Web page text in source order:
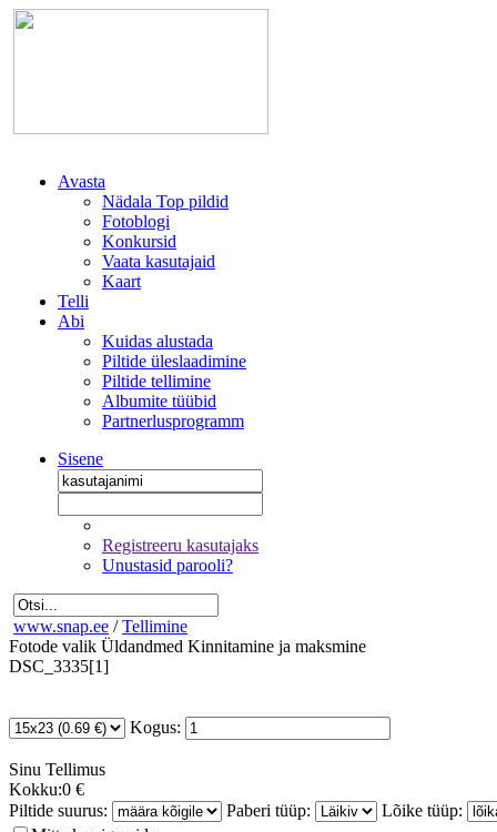
Avasta
Nädala Top pildid
Fotoblogi
Konkursid
Vaata kasutajaid
Kaart
Telli
Abi
Kuidas alustada
Piltide üleslaadimine
Piltide tellimine
Albumite tüübid
Partnerlusprogramm
Sisene
Registreeru kasutajaks
Unustasid parooli?
www.snap.ee / Tellimine
Fotode valik Üldandmed Kinnitamine ja maksmine
DSC_3335[1]
Kogus:
Sinu Tellimus
Kokku:0 €
Piltide suurus:
Paberi tüüp:
Lõike tüüp: